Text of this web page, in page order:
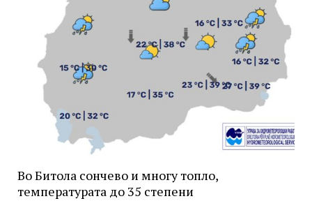
Во Битола сончево и многу топло,
температурата до 35 степени